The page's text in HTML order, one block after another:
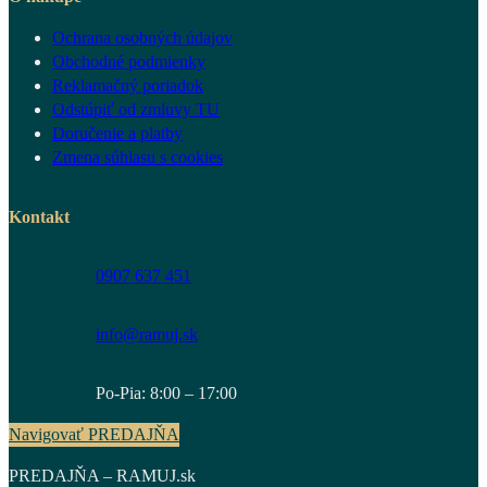
Ochrana osobných údajov
Obchodné podmienky
Reklamačný poriadok
Odstúpiť od zmluvy TU
Doručenie a platby
Zmena súhlasu s cookies
Kontakt
0907 637 451
info@ramuj.sk
Po-Pia: 8:00 – 17:00
Navigovať PREDAJŇA
PREDAJŇA – RAMUJ.sk